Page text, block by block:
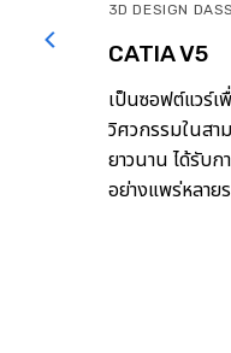
3D DESIGN
CATIA V5
เป็นซอฟต์แวร์
วิศวกรรมในสา
ยาวนาน ได้รับ
อย่างแพร่หลาย